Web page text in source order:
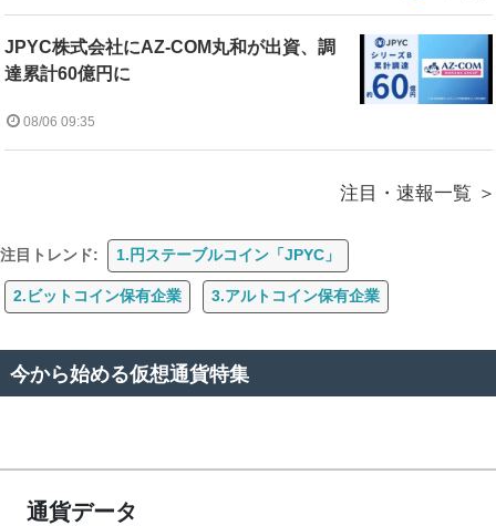
JPYC株式会社にAZ-COM丸和が出資、調
達累計60億円に
08/06 09:35
注目・速報一覧
注目トレンド: 1.円ステーブルコイン「JPYC」
2.ビットコイン保有企業 3.アルトコイン保有企業
今から始める仮想通貨特集
通貨データ